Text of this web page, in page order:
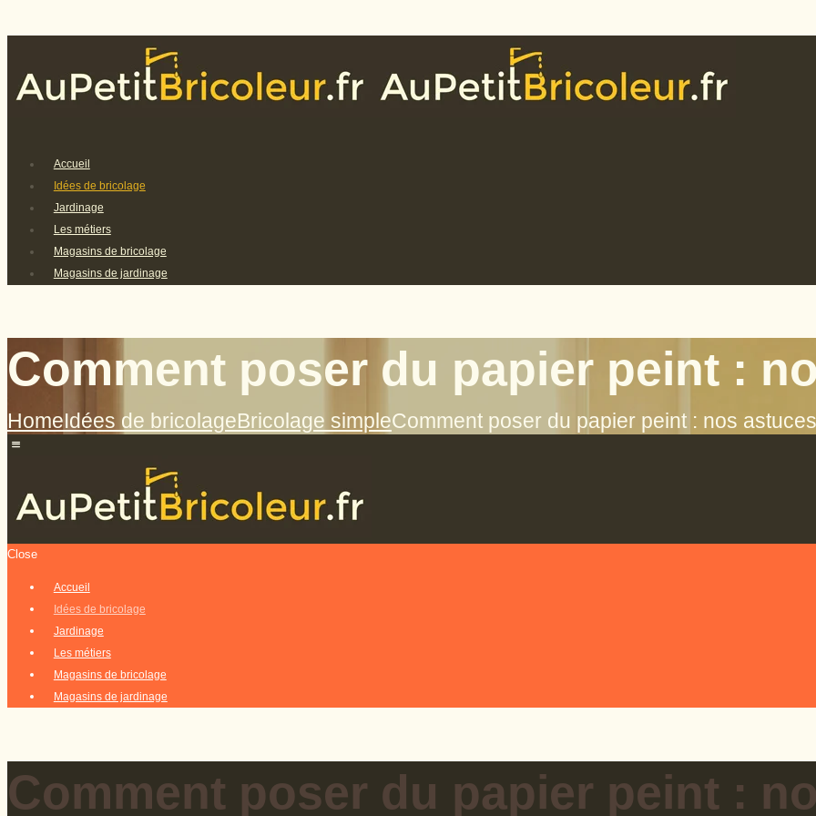
Accueil
Idées de bricolage
Jardinage
Les métiers
Magasins de bricolage
Magasins de jardinage
Comment poser du papier peint :
HomeIdées de bricolageBricolage simpleComment poser du papier peint : nos
Close
Accueil
Idées de bricolage
Jardinage
Les métiers
Magasins de bricolage
Magasins de jardinage
Comment poser du papier peint :